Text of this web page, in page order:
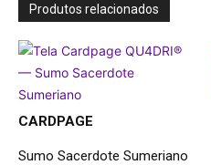
Produtos relacionados
CARDPAGE
Sumo Sacerdote Sumeriano